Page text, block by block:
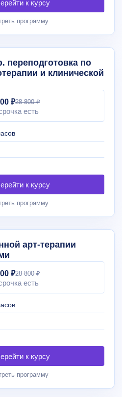
программу
переподготовка по
и клинической
₽28 800 ₽
есть
программу
арт-терапии
₽28 800 ₽
есть
программу